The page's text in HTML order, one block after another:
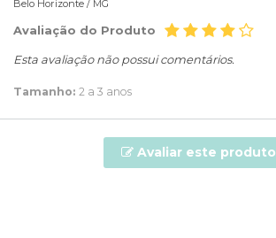
Belo Horizonte / MG
Avaliação do Produto
Esta avaliação não possui comentários.
Tamanho: 2 a 3 anos
Avaliar este produto